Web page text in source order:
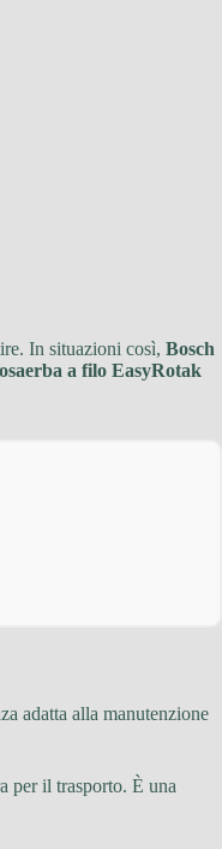
In situazioni così, Bosch
a filo EasyRotak
adatta alla manutenzione
per il trasporto. È una